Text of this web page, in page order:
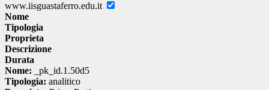
www.iisguastaferro.edu.it
Nome
Tipologia
Proprieta
Descrizione
Durata
Nome: _pk_id.1.50d5
Tipologia: analitico